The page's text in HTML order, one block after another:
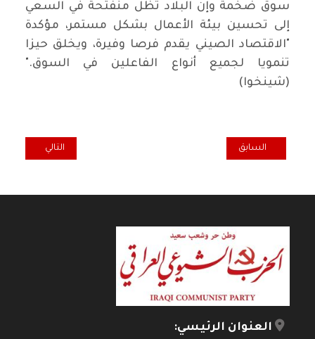
سوق ضخمة وإن البلاد تظل منفتحة في السعي
إلى تحسين بيئة الأعمال بشكل مستمر، مؤكدة
"الاقتصاد الصيني يقدم فرصا وفيرة، ويخلق حيزا
تنمويا لجميع أنواع الفاعلين في السوق."
(شينخوا)
المقال السابق: حزب الشعب يحذر من خطورة ما يتعرض له قادة الحركة
السابق المقال التالي:
التالي
العنوان الرئيسي: